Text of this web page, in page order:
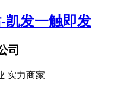
凯发一触即发
司
实力商家